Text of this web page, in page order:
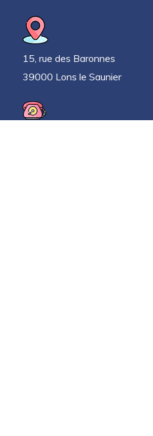
15, rue des Baronnes
39000 Lons le Saunier